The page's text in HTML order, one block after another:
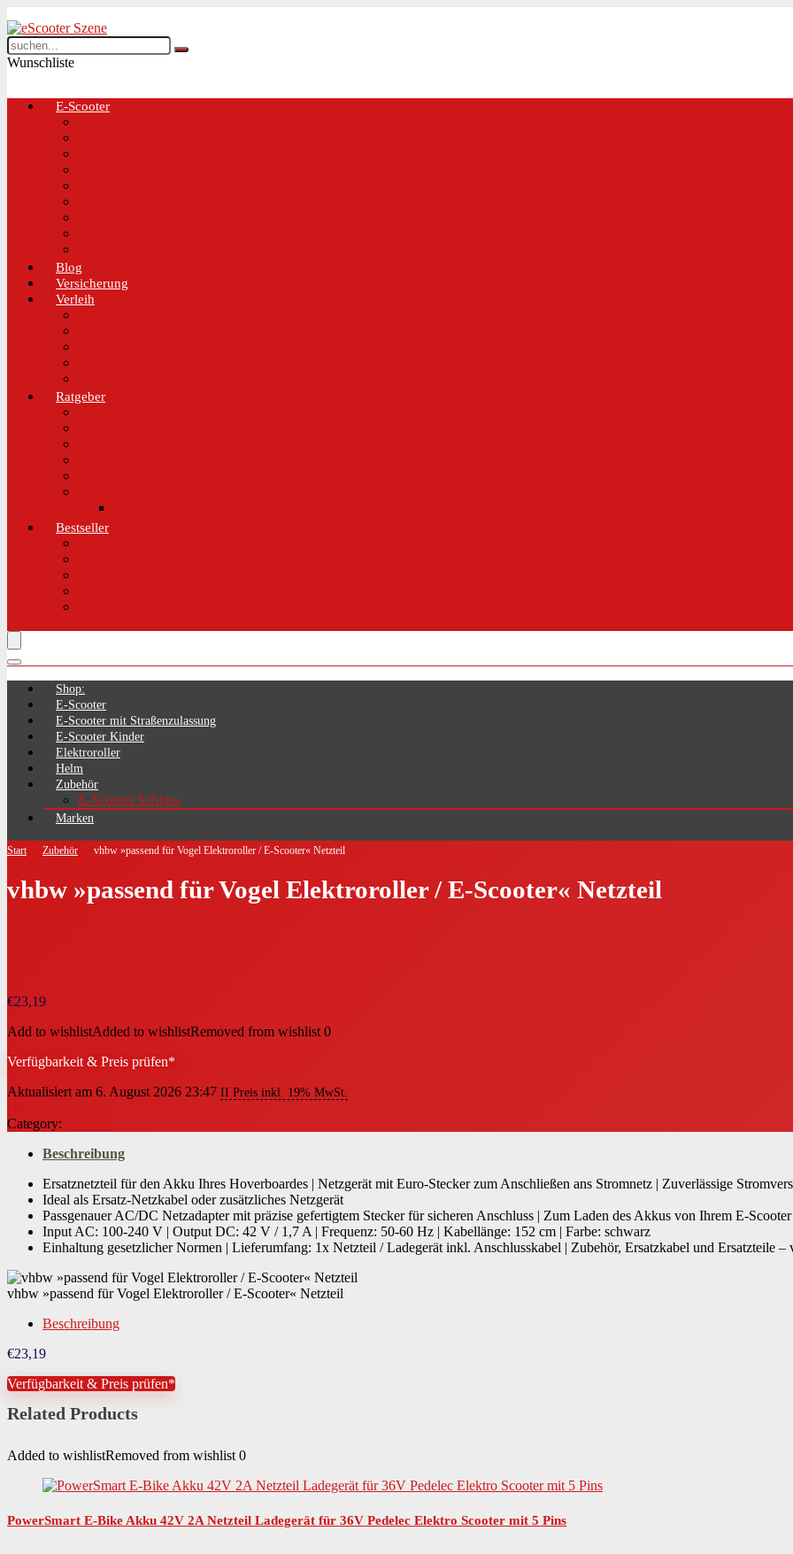
Wunschliste
E-Scooter
Blog
Versicherung
Verleih
Ratgeber
Bestseller
Shop:
E-Scooter
E-Scooter mit Straßenzulassung
E-Scooter Kinder
Elektroroller
Helm
Zubehör
E-Scooter Schloss
Marken
Start Zubehör vhbw »passend für Vogel Elektroroller / E-Scooter« Netzteil
vhbw »passend für Vogel Elektroroller / E-Scooter« Netzteil
€23,19
Add to wishlistAdded to wishlistRemoved from wishlist 0
Verfügbarkeit & Preis prüfen*
Aktualisiert am 6. August 2026 23:47 II Preis inkl. 19% MwSt.
Category:
Beschreibung
Ersatznetzteil für den Akku Ihres Hoverboardes | Netzgerät mit Euro-Stecker zum Anschließen ans Stromnetz | Zuverlässige
Ideal als Ersatz-Netzkabel oder zusätzliches Netzgerät
Passgenauer AC/DC Netzadapter mit präzise gefertigtem Stecker für sicheren Anschluss | Zum Laden des Akkus von Ihrem E-Scooter
Input AC: 100-240 V | Output DC: 42 V / 1,7 A | Frequenz: 50-60 Hz | Kabellänge: 152 cm | Farbe: schwarz
Einhaltung gesetzlicher Normen | Lieferumfang: 1x Netzteil / Ladegerät inkl. Anschlusskabel | Zubehör, Ersatzkabel und Ersatzteile –
vhbw »passend für Vogel Elektroroller / E-Scooter« Netzteil
Beschreibung
€23,19
Verfügbarkeit & Preis prüfen*
Related Products
Added to wishlistRemoved from wishlist 0
PowerSmart E-Bike Akku 42V 2A Netzteil Ladegerät für 36V Pedelec Elektro Scooter mit 5 Pins